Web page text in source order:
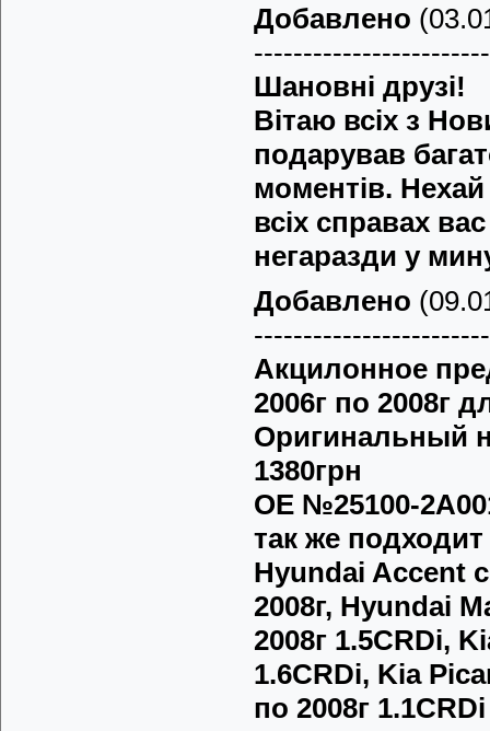
Добавлено
Шановні друзі!
Вітаю всіх з
подарував
моментів. Нехай
всіх справах
негаразди у
Добавлено
Акцилонное
2006г по 2008г
Оригинальный
1380грн
OE №25100-
так же подходит
Hyundai Accent с
2008г, Hyundai
2008г 1.5CRDi,
1.6CRDi, Kia
по 2008г 1.1CRDi